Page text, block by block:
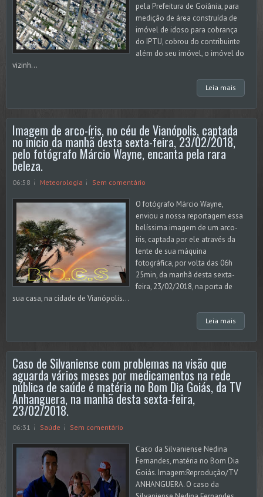
pela Prefeitura de Goiânia, para
medição de área construída de
imóvel de idoso para cobrança
do IPTU, cobrou do contribuinte
além do seu imóvel, o imóvel do
vizinh...
Leia mais
Imagem de arco-íris, no céu de Vianópolis, captada
no início da manhã desta sexta-feira, 23/02/2018,
pelo fotógrafo Márcio Wayne, encanta pela rara
beleza.
06:58 Meteorologia Sem comentário
O fotógrafo Márcio Wayne,
enviou a nossa reportagem essa
belíssima imagem de um arco-
íris, captada por ele através da
lente de sua máquina
fotográfica, por volta das 06h
25min, da manhã desta sexta-
feira, 23/02/2018, na porta de
sua casa, na cidade de Vianópolis...
Leia mais
Caso de Silvaniense com problemas na visão que
aguarda vários meses por medicamentos na rede
pública de saúde é matéria no Bom Dia Goiás, da TV
Anhanguera, na manhã desta sexta-feira,
23/02/2018.
06:31 Saúde Sem comentário
Caso da Silvaniense Nedina
Fernandes, matéria no Bom Dia
Goiás. Imagem:Reprodução/TV
ANHANGUERA. O caso da